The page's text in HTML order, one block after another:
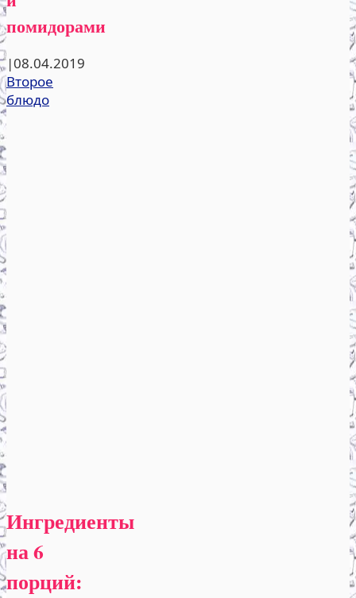
помидорами
|08.04.2019
Второе
блюдо
Ингредиенты
на 6
порций: